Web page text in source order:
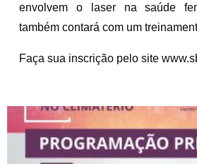
envolvem o laser na saúde
também contará com um
Faça sua inscrição pelo site